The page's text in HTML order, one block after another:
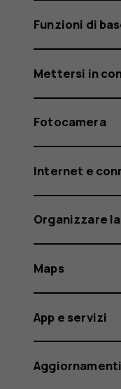
Funzioni di
Mettersi in
Fotocamera
Internet e
Organizzare
Maps
App e servizi